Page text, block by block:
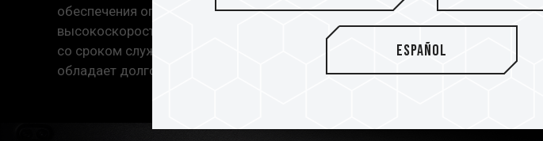
обеспечения оптимального рассеивания тепла. Изделие оснащено
высокоскоростным двигателем с долговечным подшипником скольжения
со сроком службы до 50 000 часов, обеспечивает энергосбережение и
обладает долговечностью.
Español